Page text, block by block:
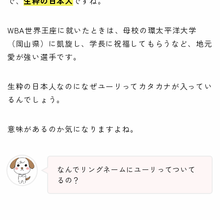
WBA世界王座に就いたときは、母校の環太平洋大学
（岡山県）に凱旋し、学長に祝福してもらうなど、地元
愛が強い選手です。
生粋の日本人なのになぜユーリってカタカナが入ってい
るんでしょう。
意味があるのか気になりますよね。
なんでリングネームにユーリってついて
るの？